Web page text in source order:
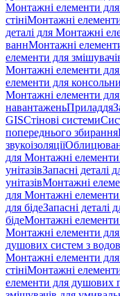
Монтажні елементи
стініМонтажні
деталі для Монтажні
ваннМонтажні
елементи для
Монтажні елементи
елементи для
Монтажні елементи
навантаженьПриладдя
GISСтінові системи
попереднього збирання
звукоізоляції
для Монтажні елементи
унітазівЗапасні деталі
унітазівМонтажні
для Монтажні
для бідеЗапасні деталі
бідеМонтажні елементи
Монтажні елементи для
душових систем з
Монтажні елементи
стініМонтажні
елементи для душових